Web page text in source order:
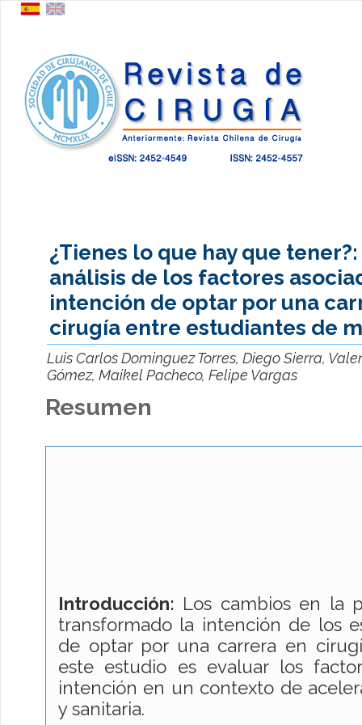
¿Tienes lo que hay que
análisis de los factores
intención de optar por una
cirugía entre estudiantes de
Luis Carlos Dominguez Torres, Diego Sierra,
Gómez, Maikel Pacheco, Felipe Vargas
Resumen
Introducción: Los cambios en la
transformado la intención de los
de optar por una carrera en
este estudio es evaluar los
intención en un contexto de
y sanitaria.